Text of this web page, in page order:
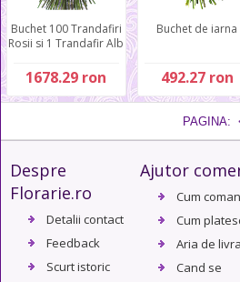
Buchet 100 Trandafiri
Rosii si 1 Trandafir Alb
1678.29 ron
Buchet de iarna
492.27 ron
PAGINA:
Despre
Florarie.ro
Detalii contact
Feedback
Scurt istoric
Ajutor
Cum
Cum
Aria de
Cand se